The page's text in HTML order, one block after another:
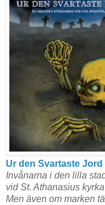
Ur den Svartaste Jord
Invånarna i den lilla
vid St. Athanasius
Men även om marken